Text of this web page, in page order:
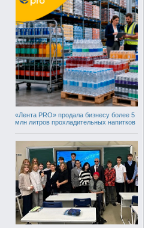
«Лента PRO» продала бизнесу более 5
млн литров прохладительных напитков